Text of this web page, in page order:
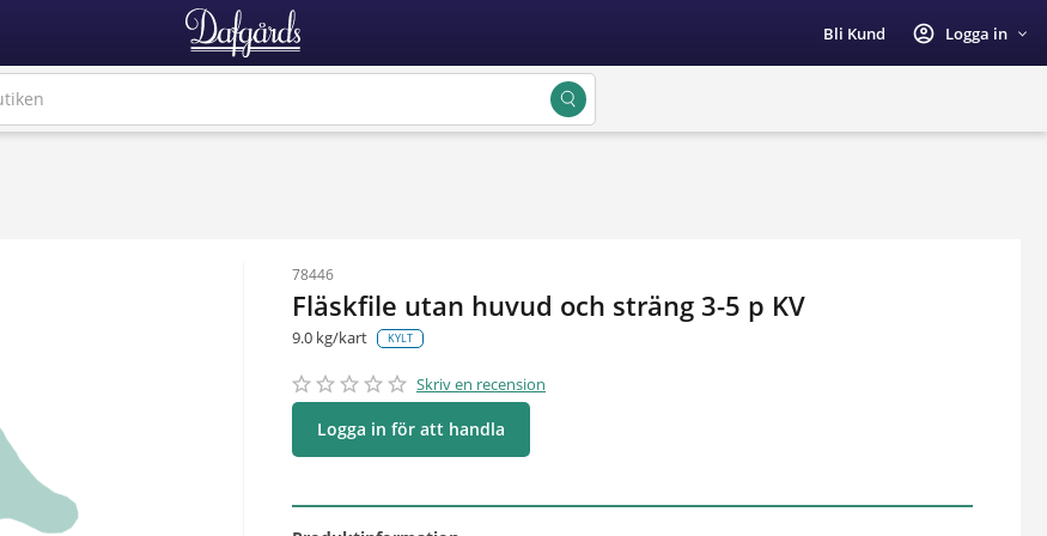
Bli Kund account_circle Logga in
78446
Fläskfile utan huvud och sträng 3-5 p KV
9.0 kg/kart KYLT
star_border star_border star_border star_border star_border
star star star star star Skriv en recension
Logga in för att handla